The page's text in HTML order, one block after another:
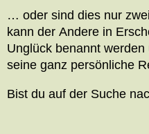
… oder sind dies nur
kann der Andere in
Unglück benannt
seine ganz persönliche
Bist du auf der Suche